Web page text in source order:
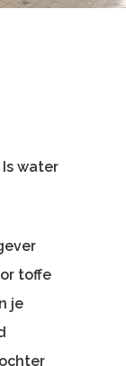
Is water
toffe
je